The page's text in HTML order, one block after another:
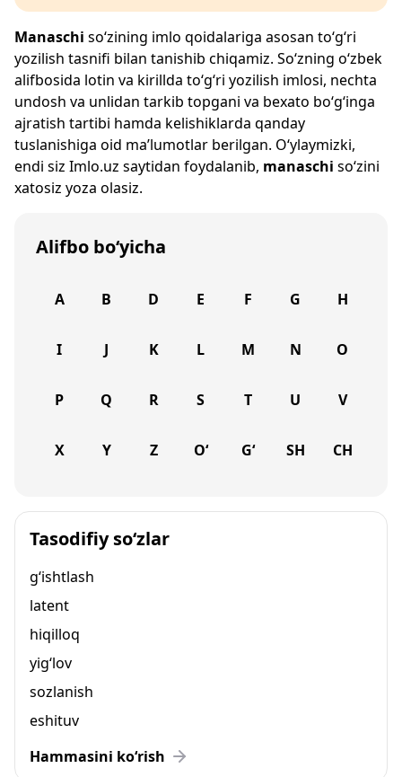
Manaschi so‘zining imlo qoidalariga asosan to‘g‘ri
yozilish tasnifi bilan tanishib chiqamiz. So‘zning o‘zbek
alifbosida lotin va kirillda to‘g‘ri yozilish imlosi, nechta
undosh va unlidan tarkib topgani va bexato bo‘g‘inga
ajratish tartibi hamda kelishiklarda qanday
tuslanishiga oid ma’lumotlar berilgan. O‘ylaymizki,
endi siz Imlo.uz saytidan foydalanib, manaschi so‘zini
xatosiz yoza olasiz.
Alifbo bo‘yicha
A B D E F G H
I J K L M N O
P Q R S T U V
X Y Z O‘ G‘ SH CH
Tasodifiy so‘zlar
g‘ishtlash
latent
hiqilloq
yig‘lov
sozlanish
eshituv
Hammasini ko‘rish